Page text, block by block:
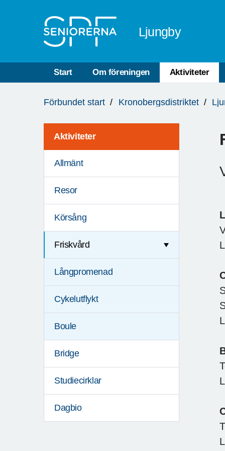
Ljungby
Start Om föreningen Aktiviteter
är
Förbundet start Kronobergsdistriktet
Aktiviteter
Allmänt
Resor
Körsång
Friskvård
Långpromenad
Cykelutflykt
Boule
Bridge
Studiecirklar
Dagbio